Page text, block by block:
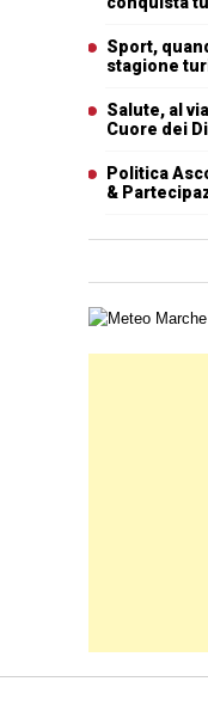
Sport,
stagione
Salute, al
Cuore dei
Politica
&
Carta